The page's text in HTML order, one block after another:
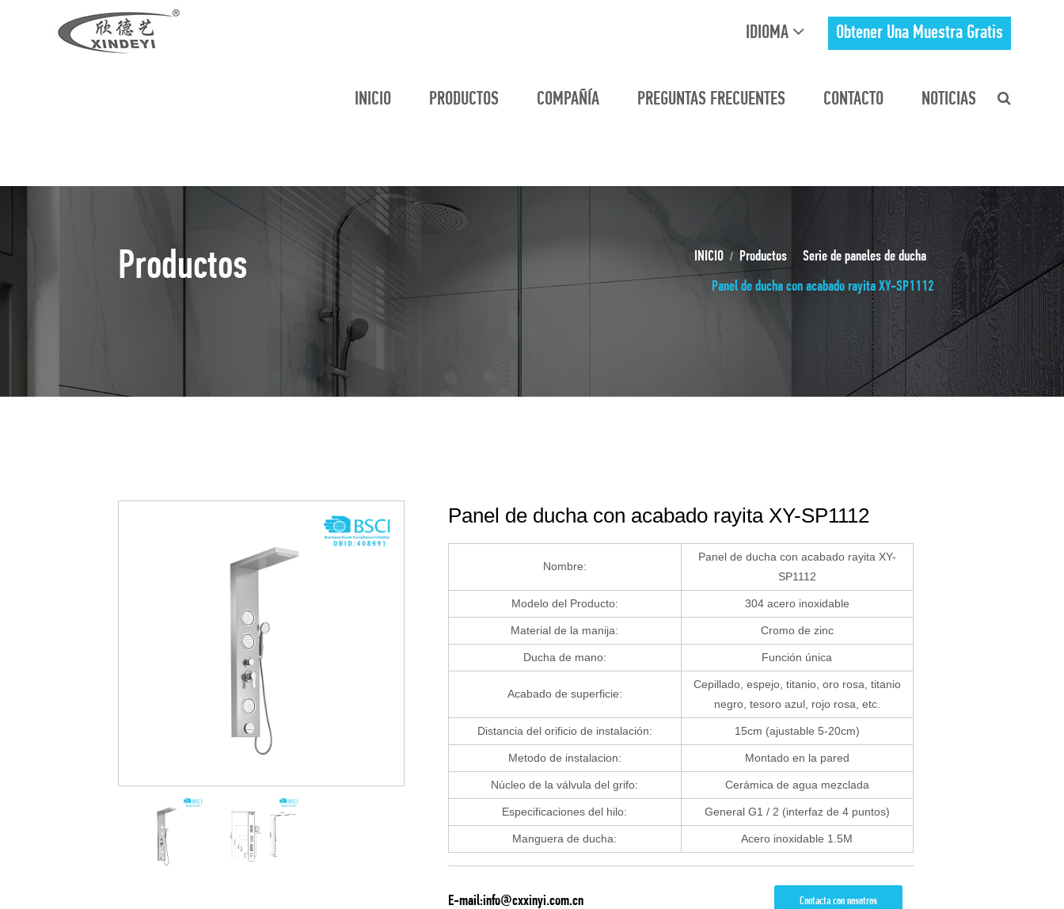
Obtener Una Muestra Gratis
IDIOMA
INICIO PRODUCTOS COMPAÑÍA PREGUNTAS FRECUENTES CONTACTO NOTICIAS
Productos INICIO Productos
Serie de paneles de ducha
Panel de ducha con acabado rayita XY-SP1112
Panel de ducha con acabado rayita XY-SP1112
Nombre:
Panel de ducha con acabado rayita XY-
SP1112
Modelo del Producto: 304 acero inoxidable
Material de la manija: Cromo de zinc
Ducha de mano: Función única
Acabado de superficie:
Cepillado, espejo, titanio, oro rosa, titanio
negro, tesoro azul, rojo rosa, etc.
Distancia del orificio de instalación: 15cm (ajustable 5-20cm)
Metodo de instalacion: Montado en la pared
Núcleo de la válvula del grifo: Cerámica de agua mezclada
Especificaciones del hilo: General G1 / 2 (interfaz de 4 puntos)
Manguera de ducha: Acero inoxidable 1.5M
E-mail:info@cxxinyi.com.cn Contacta con nosotros